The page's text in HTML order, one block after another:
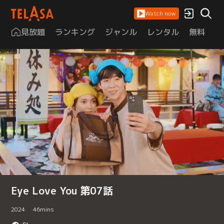
Watch now
見放題 ランキング ジャンル レンタル 無料
Eye Love You 第07話
2024 46mins